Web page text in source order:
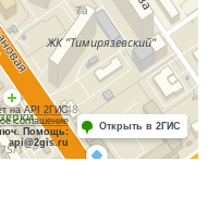
на API 2ГИС
соглашение
Помощь:
api@2gis.ru
Открыть в 2ГИС